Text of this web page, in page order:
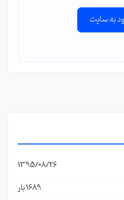
به سایت
1395/08/26
1689 بار